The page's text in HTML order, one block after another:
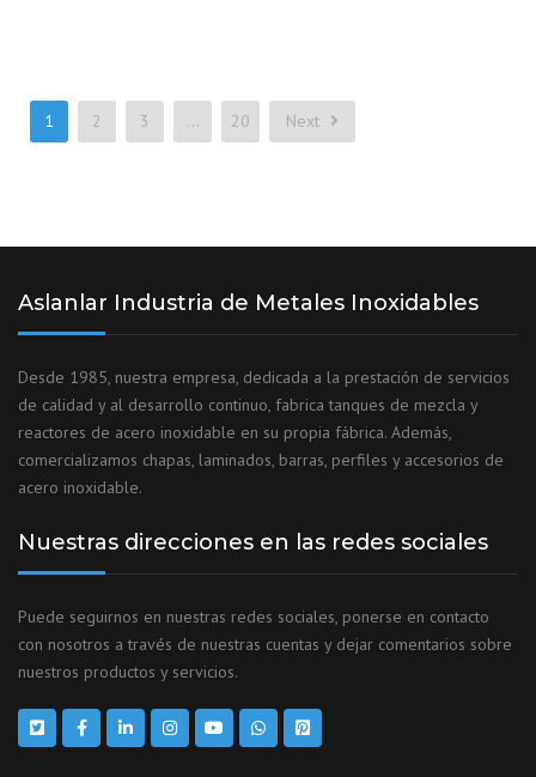
1 2 3 … 20 Next
Aslanlar Industria de Metales Inoxidables
Desde 1985, nuestra empresa, dedicada a la prestación de servicios
de calidad y al desarrollo continuo, fabrica tanques de mezcla y
reactores de acero inoxidable en su propia fábrica. Además,
comercializamos chapas, laminados, barras, perfiles y accesorios de
acero inoxidable.
Nuestras direcciones en las redes sociales
Puede seguirnos en nuestras redes sociales, ponerse en contacto
con nosotros a través de nuestras cuentas y dejar comentarios sobre
nuestros productos y servicios.